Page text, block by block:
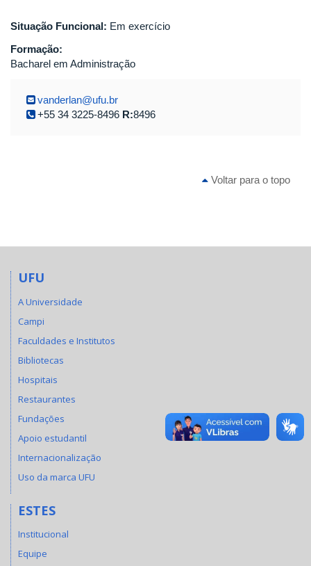
Situação Funcional: Em exercício
Formação:
Bacharel em Administração
vanderlan@ufu.br
+55 34 3225-8496 R:8496
Voltar para o topo
UFU
A Universidade
Campi
Faculdades e Institutos
Bibliotecas
Hospitais
Restaurantes
Fundações
Apoio estudantil
Internacionalização
Uso da marca UFU
ESTES
Institucional
Equipe